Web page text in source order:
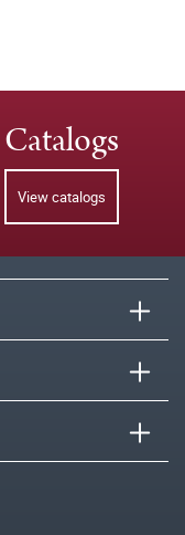
Catalogs
View catalogs